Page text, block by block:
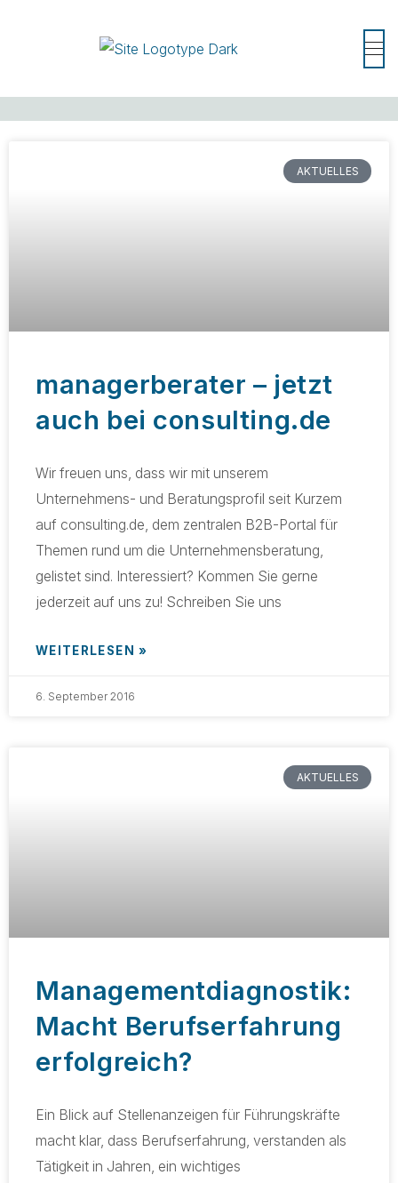
AKTUELLES
managerberater – jetzt
auch bei consulting.de
Wir freuen uns, dass wir mit unserem
Unternehmens- und Beratungsprofil seit Kurzem
auf consulting.de, dem zentralen B2B-Portal für
Themen rund um die Unternehmensberatung,
gelistet sind. Interessiert? Kommen Sie gerne
jederzeit auf uns zu! Schreiben Sie uns
WEITERLESEN »
6. September 2016
AKTUELLES
Managementdiagnostik:
Macht Berufserfahrung
erfolgreich?
Ein Blick auf Stellenanzeigen für Führungskräfte
macht klar, dass Berufserfahrung, verstanden als
Tätigkeit in Jahren, ein wichtiges